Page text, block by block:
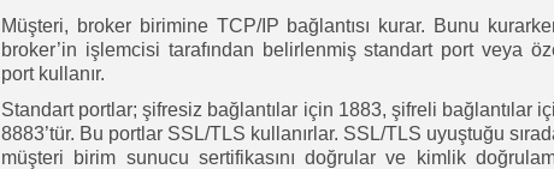
Müşteri, broker birimine TCP/IP bağlantısı kurar. Bunu
broker’in işlemcisi tarafından belirlenmiş standart port veya
port kullanır.
Standart portlar; şifresiz bağlantılar için 1883, şifreli bağlantılar
8883’tür. Bu portlar SSL/TLS kullanırlar. SSL/TLS uyuştuğu
müşteri birim sunucu sertifikasını doğrular ve kimlik